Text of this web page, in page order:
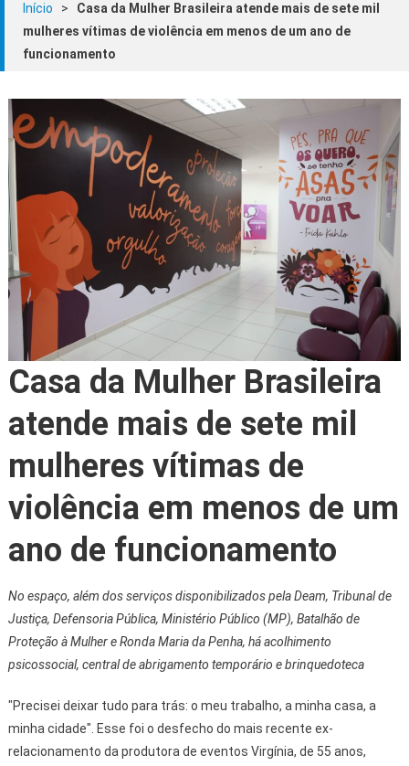
Início >
Casa da Mulher Brasileira atende mais de sete mil
mulheres vítimas de violência em menos de um ano de
funcionamento
Casa da Mulher Brasileira
atende mais de sete mil
mulheres vítimas de
violência em menos de um
ano de funcionamento
No espaço, além dos serviços disponibilizados pela Deam, Tribunal de
Justiça, Defensoria Pública, Ministério Público (MP), Batalhão de
Proteção à Mulher e Ronda Maria da Penha, há acolhimento
psicossocial, central de abrigamento temporário e brinquedoteca
"Precisei deixar tudo para trás: o meu trabalho, a minha casa, a
minha cidade". Esse foi o desfecho do mais recente ex-
relacionamento da produtora de eventos Virgínia, de 55 anos,